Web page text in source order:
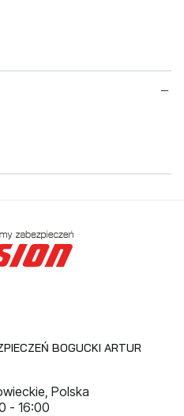
BOGUCKI ARTUR
Polska
- 16:00